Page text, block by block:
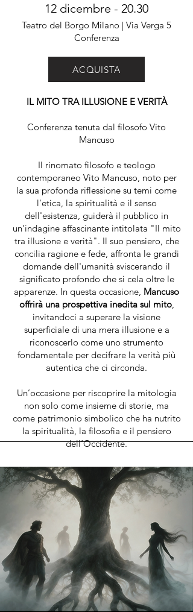
12 dicembre - 20.30
Teatro del Borgo Milano | Via Verga 5
Conferenza
IL MITO TRA ILLUSIONE E VERITÀ
Conferenza tenuta dal filosofo Vito
Mancuso
Il rinomato filosofo e teologo
contemporaneo Vito Mancuso, noto per
la sua profonda riflessione su temi come
l'etica, la spiritualità e il senso
dell'esistenza, guiderà il pubblico in
un'indagine affascinante intitolata "Il mito
tra illusione e verità". Il suo pensiero, che
concilia ragione e fede, affronta le grandi
domande dell'umanità sviscerando il
significato profondo che si cela oltre le
apparenze. In questa occasione, Mancuso
offrirà una prospettiva inedita sul mito,
invitandoci a superare la visione
superficiale di una mera illusione e a
riconoscerlo come uno strumento
fondamentale per decifrare la verità più
autentica che ci circonda.
Un’occasione per riscoprire la mitologia
non solo come insieme di storie, ma
come patrimonio simbolico che ha nutrito
la spiritualità, la filosofia e il pensiero
dell’Occidente.
ACQUISTA